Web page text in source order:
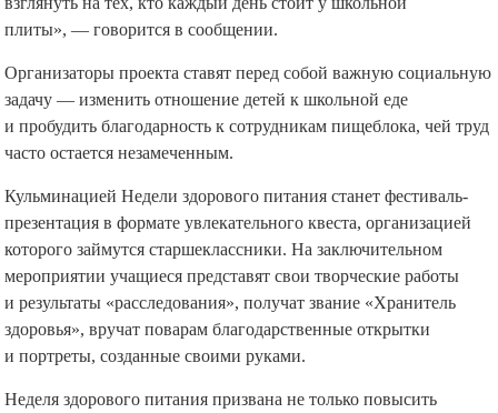
плиты», — говорится в сообщении.
Организаторы проекта ставят перед собой важную социальную
задачу — изменить отношение детей к школьной еде
и пробудить благодарность к сотрудникам пищеблока, чей труд
часто остается незамеченным.
Кульминацией Недели здорового питания станет фестиваль-
презентация в формате увлекательного квеста, организацией
которого займутся старшеклассники. На заключительном
мероприятии учащиеся представят свои творческие работы
и результаты «расследования», получат звание «Хранитель
здоровья», вручат поварам благодарственные открытки
и портреты, созданные своими руками.
Неделя здорового питания призвана не только повысить